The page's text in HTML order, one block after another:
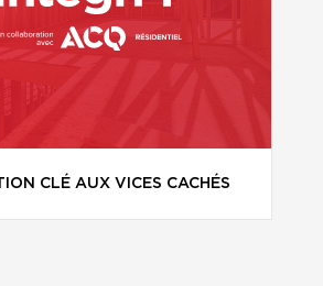
CLÉ AUX VICES CACHÉS